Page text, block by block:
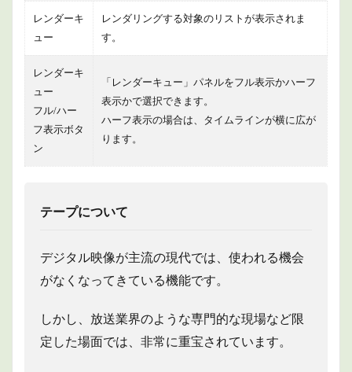
レンダーキ
ュー
レンダリングする対象のリストが表示されま
す。
レンダーキ
ュー
フル/ハー
フ表示ボタ
ン
「レンダーキュー」パネルをフル表示かハーフ
表示かで選択できます。
ハーフ表示の場合は、タイムラインが横に広が
ります。
テープについて
デジタル映像が主流の現代では、使われる機会
がなくなってきている機能です。
しかし、放送業界のような専門的な現場など限
定した場面では、非常に重宝されています。